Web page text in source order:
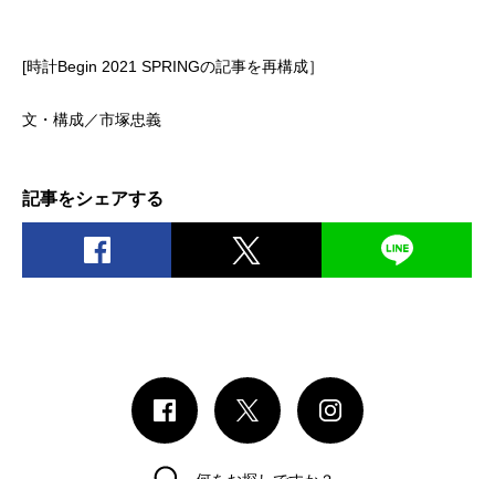
[時計Begin 2021 SPRINGの記事を再構成］
文・構成／市塚忠義
記事をシェアする